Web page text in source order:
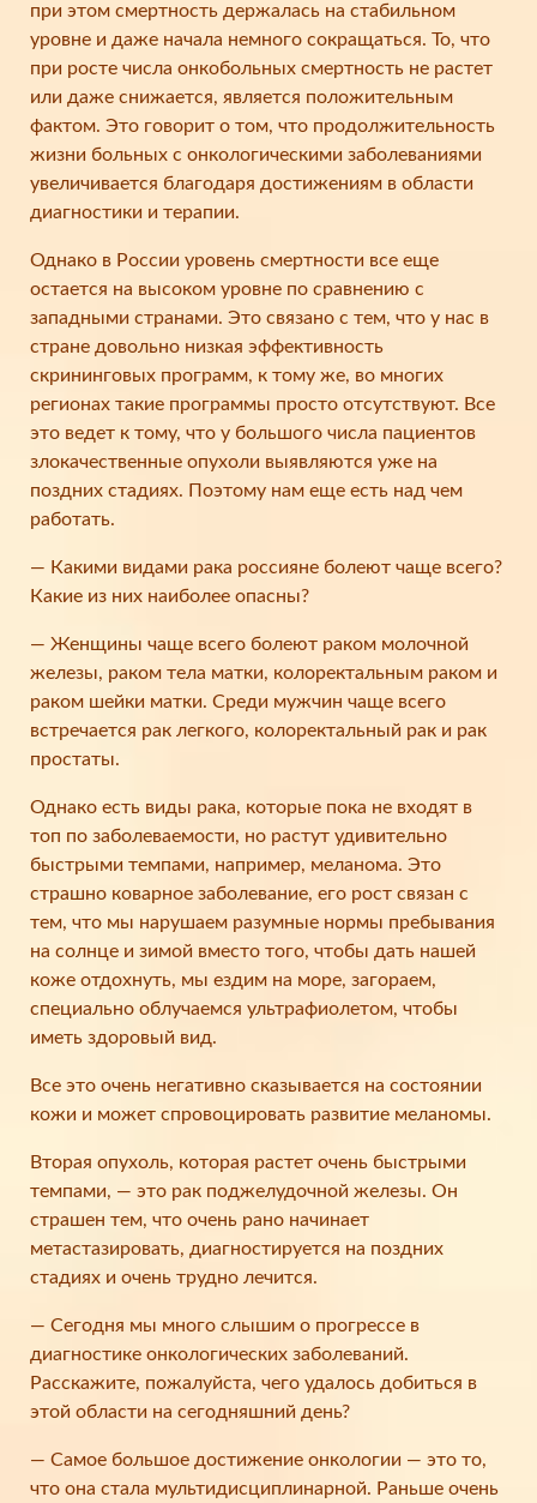
при этом смертность держалась на стабильном
уровне и даже начала немного сокращаться. То, что
при росте числа онкобольных смертность не растет
или даже снижается, является положительным
фактом. Это говорит о том, что продолжительность
жизни больных с онкологическими заболеваниями
увеличивается благодаря достижениям в области
диагностики и терапии.
Однако в России уровень смертности все еще
остается на высоком уровне по сравнению с
западными странами. Это связано с тем, что у нас в
стране довольно низкая эффективность
скрининговых программ, к тому же, во многих
регионах такие программы просто отсутствуют. Все
это ведет к тому, что у большого числа пациентов
злокачественные опухоли выявляются уже на
поздних стадиях. Поэтому нам еще есть над чем
работать.
— Какими видами рака россияне болеют чаще всего?
Какие из них наиболее опасны?
— Женщины чаще всего болеют раком молочной
железы, раком тела матки, колоректальным раком и
раком шейки матки. Среди мужчин чаще всего
встречается рак легкого, колоректальный рак и рак
простаты.
Однако есть виды рака, которые пока не входят в
топ по заболеваемости, но растут удивительно
быстрыми темпами, например, меланома. Это
страшно коварное заболевание, его рост связан с
тем, что мы нарушаем разумные нормы пребывания
на солнце и зимой вместо того, чтобы дать нашей
коже отдохнуть, мы ездим на море, загораем,
специально облучаемся ультрафиолетом, чтобы
иметь здоровый вид.
Все это очень негативно сказывается на состоянии
кожи и может спровоцировать развитие меланомы.
Вторая опухоль, которая растет очень быстрыми
темпами, — это рак поджелудочной железы. Он
страшен тем, что очень рано начинает
метастазировать, диагностируется на поздних
стадиях и очень трудно лечится.
— Сегодня мы много слышим о прогрессе в
диагностике онкологических заболеваний.
Расскажите, пожалуйста, чего удалось добиться в
этой области на сегодняшний день?
— Самое большое достижение онкологии — это то,
что она стала мультидисциплинарной. Раньше очень